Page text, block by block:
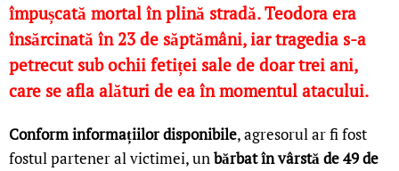
împușcată mortal în plină stradă. Teodora era
însărcinată în 23 de săptămâni, iar tragedia s-a
petrecut sub ochii fetiței sale de doar trei ani,
care se afla alături de ea în momentul atacului.
Conform informațiilor disponibile, agresorul ar fi fost
fostul partener al victimei, unbărbat în vârstă de 49 de